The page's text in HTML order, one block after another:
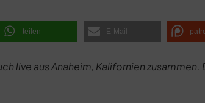
teilen E-Mail
live aus Anaheim, Kalifornien